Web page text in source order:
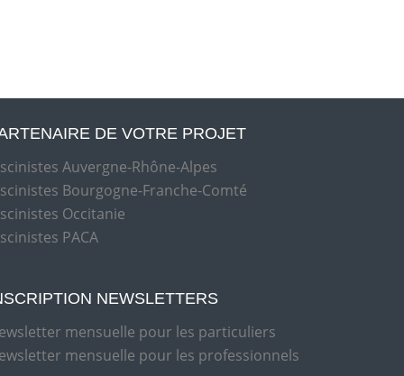
DE VOTRE PROJET
Auvergne-Rhône-Alpes
Bourgogne-Franche-Comté
Occitanie
PACA
NEWSLETTERS
mensuelle pour les particuliers
mensuelle pour les professionnels